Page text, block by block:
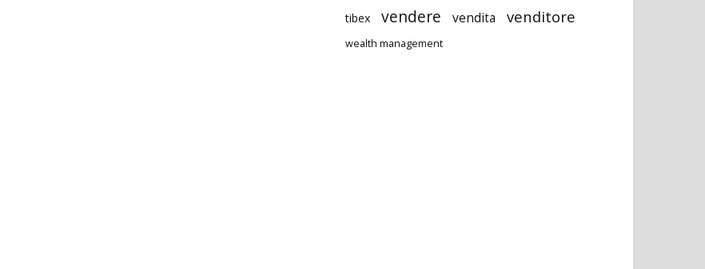
tibex vendere vendita venditore
wealth management